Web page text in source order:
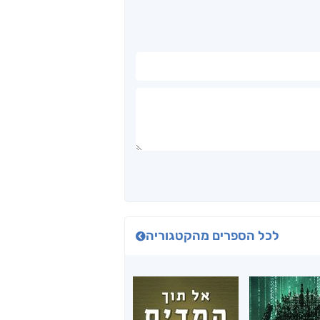
לכל הספרים מהקטגוריה